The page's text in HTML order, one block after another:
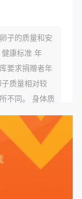
子的质量和安
康标准 年
要求捐赠者年
质量相对较
不同。 身体质
范围内，以确
健康问题相关
者需要有规律
要进行详细的
与家族病史：
神病史和传染